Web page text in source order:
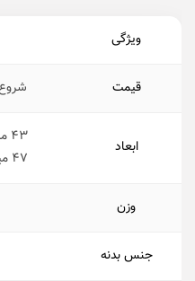
ویژگی
قیمت شروع از ۳۹۹.۹۹ دلار (۴۳ میلی‌متری)،
ابعاد
۴۳ میلی‌متری: ۴۲.۵ × ۴۲.۵ × ۱۰.۹ میلی‌متر (۱۵ میلی‌متر با سنسور)
۴۷ میلی‌متری: ۴۶.۵ × ۴۶.۵ × ۱۰.۹ میلی‌متر (۱۵ میلی‌متر با سنسور)
وزن
جنس بدنه